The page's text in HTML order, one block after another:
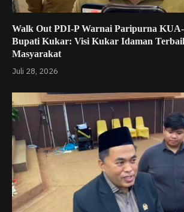
Walk Out PDI-P Warnai Paripurna KUA-
Bupati Kukar: Visi Kukar Idaman
Masyarakat
Juli 28, 2026